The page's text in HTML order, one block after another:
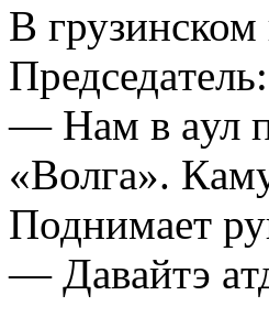
В
Председaтель:
— Нaм в aул
«Волгa».
Поднимaет
— Дaвaйтэ